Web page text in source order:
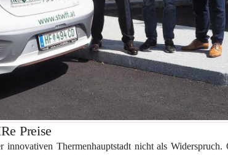
Preise
Thermenhauptstadt nicht als